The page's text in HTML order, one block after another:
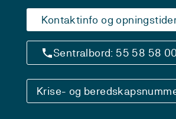
Kontaktinfo og
Sentralbord: 55 58 58 00
Krise- og